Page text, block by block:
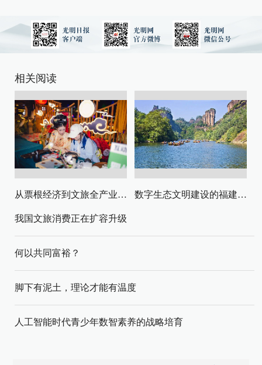
相关阅读
从票根经济到文旅全产业链升级 数字生态文明建设的福建路径与启示
我国文旅消费正在扩容升级
何以共同富裕？
脚下有泥土，理论才能有温度
人工智能时代青少年数智素养的战略培育